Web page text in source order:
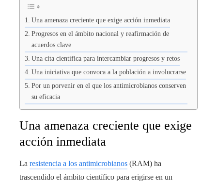
Una amenaza creciente que exige acción inmediata
Progresos en el ámbito nacional y reafirmación de
acuerdos clave
Una cita científica para intercambiar progresos y retos
Una iniciativa que convoca a la población a involucrarse
Por un porvenir en el que los antimicrobianos conserven
su eficacia
Una amenaza creciente que exige
acción inmediata
La resistencia a los antimicrobianos (RAM) ha
trascendido el ámbito científico para erigirse en un